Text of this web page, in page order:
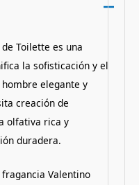
Toilette es una
la sofisticación y el
elegante y
creación de
olfativa rica y
duradera.
Valentino